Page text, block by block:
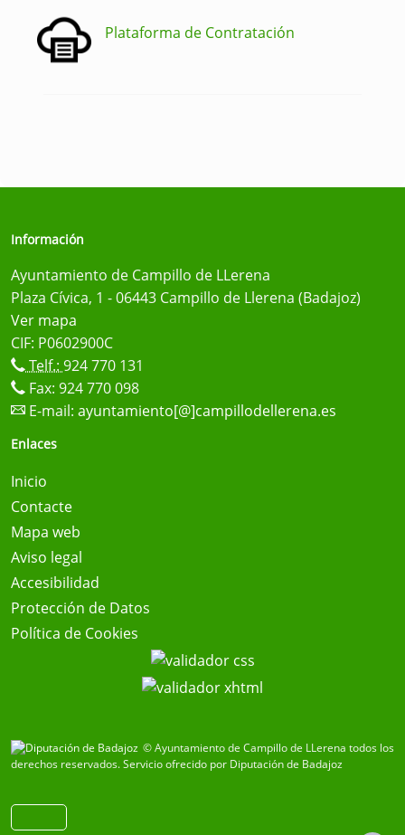
Plataforma de Contratación
Información
Ayuntamiento de Campillo de LLerena
Plaza Cívica, 1 - 06443 Campillo de Llerena (Badajoz)
Ver mapa
CIF: P0602900C
Telf.: 924 770 131
Fax: 924 770 098
E-mail: ayuntamiento[@]campillodellerena.es
Enlaces
Inicio
Contacte
Mapa web
Aviso legal
Accesibilidad
Protección de Datos
Política de Cookies
© Ayuntamiento de Campillo de LLerena todos los
derechos reservados.Servicio ofrecido por Diputación de Badajoz